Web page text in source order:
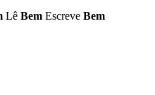
Lê Bem Escreve Bem